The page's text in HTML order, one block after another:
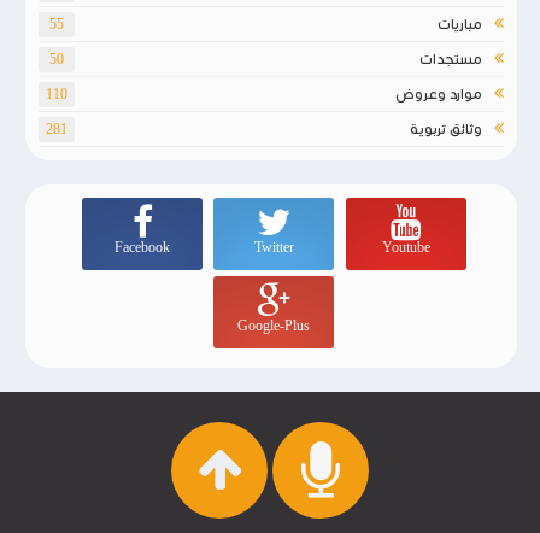
مباريات 55
مستجدات 50
موارد وعروض 110
وثائق تربوية 281
Youtube
Twitter
Facebook
Google-Plus